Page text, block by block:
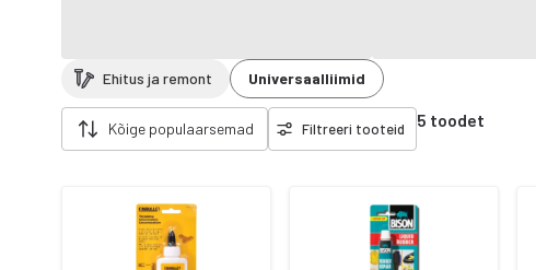
Ehitus ja remont Universaalliimid
Kõige populaarsemad Filtreeri tooteid 5 toodet
Eemalda filtrid